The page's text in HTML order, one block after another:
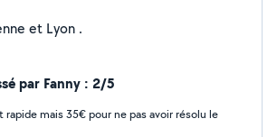
Étienne et Lyon .
par Fanny : 2/5
rapide mais 35€ pour ne pas avoir résolu le